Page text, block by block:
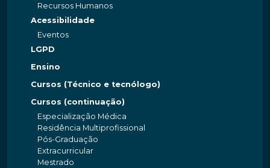
Recursos Humanos
Acessibilidade
Eventos
LGPD
Ensino
Cursos (Técnico e tecnólogo)
Cursos (continuação)
Especialização Médica
Residência Multiprofissional
Pós-Graduação
Extracurricular
Mestrado